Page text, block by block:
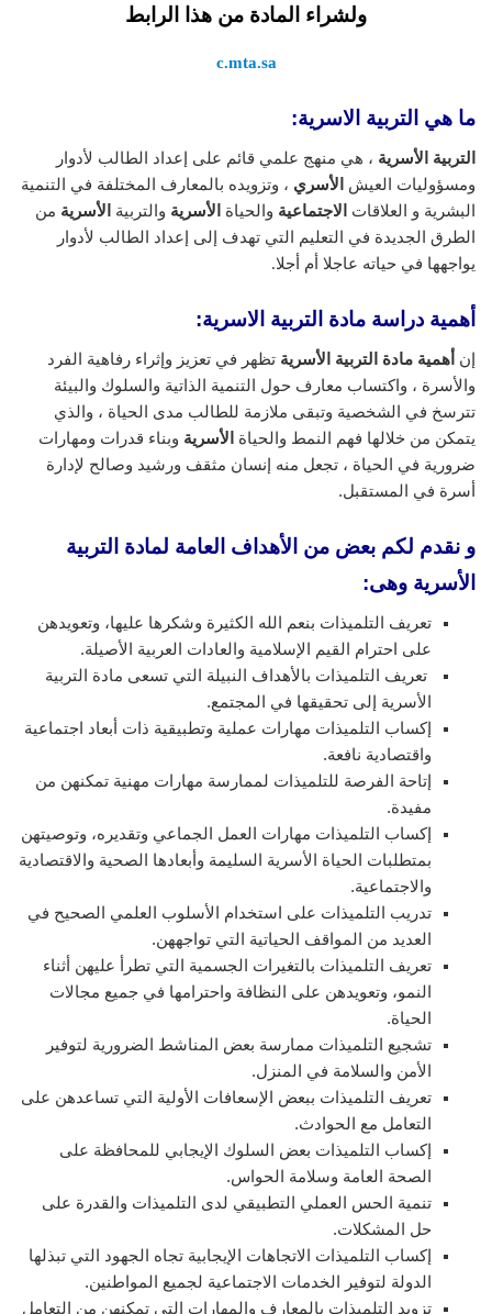
ولشراء المادة من هذا الرابط
c.mta.sa
ما هي التربية الاسرية:
التربية الأسرية ، هي منهج علمي قائم على إعداد الطالب لأدوار
ومسؤوليات العيش
الأسري ، وتزويده بالمعارف المختلفة في التنمية
البشرية و العلاقات
الاجتماعية والحياة الأسرية والتربية الأسرية من
الطرق الجديدة في التعليم التي تهدف إلى إعداد الطالب لأدوار
يواجهها في حياته عاجلا أم أجلا.
أهمية دراسة مادة التربية الاسرية:
إن أهمية مادة التربية الأسرية تظهر في تعزيز وإثراء رفاهية الفرد
والأسرة ، واكتساب معارف حول التنمية الذاتية والسلوك والبيئة
تترسخ في الشخصية وتبقى ملازمة للطالب مدى الحياة ، والذي
يتمكن من خلالها فهم النمط والحياة الأسرية وبناء قدرات ومهارات
ضرورية في الحياة ، تجعل منه إنسان مثقف ورشيد وصالح لإدارة
أسرة في المستقبل.
و نقدم لكم بعض من الأهداف العامة لمادة التربية
الأسرية وهى:
تعريف التلميذات بنعم الله الكثيرة وشكرها عليها، وتعويدهن
على احترام القيم الإسلامية والعادات العربية الأصيلة.
تعريف التلميذات بالأهداف النبيلة التي تسعى مادة التربية
الأسرية إلى تحقيقها في المجتمع.
إكساب التلميذات مهارات عملية وتطبيقية ذات أبعاد اجتماعية
واقتصادية نافعة.
إتاحة الفرصة للتلميذات لممارسة مهارات مهنية تمكنهن من
مفيدة.
إكساب التلميذات مهارات العمل الجماعي وتقديره، وتوصيتهن
بمتطلبات الحياة الأسرية السليمة وأبعادها الصحية والاقتصادية
والاجتماعية.
تدريب التلميذات على استخدام الأسلوب العلمي الصحيح في
العديد من المواقف الحياتية التي تواجههن.
تعريف التلميذات بالتغيرات الجسمية التي تطرأ عليهن أثناء
النمو، وتعويدهن على النظافة واحترامها في جميع مجالات
الحياة.
تشجيع التلميذات ممارسة بعض المناشط الضرورية لتوفير
الأمن والسلامة في المنزل.
تعريف التلميذات ببعض الإسعافات الأولية التي تساعدهن على
التعامل مع الحوادث.
إكساب التلميذات بعض السلوك الإيجابي للمحافظة على
الصحة العامة وسلامة الحواس.
تنمية الحس العملي التطبيقي لدى التلميذات والقدرة على
حل المشكلات.
إكساب التلميذات الاتجاهات الإيجابية تجاه الجهود التي تبذلها
الدولة لتوفير الخدمات الاجتماعية لجميع المواطنين.
تزويد التلميذات بالمعارف والمهارات التي تمكنهن من التعامل